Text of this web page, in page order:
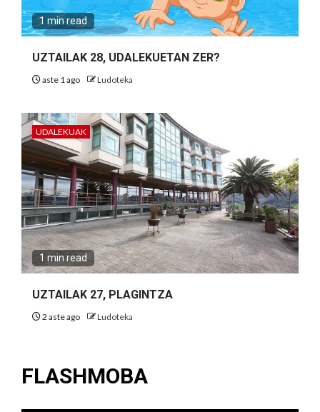
1 min read
UZTAILAK 28, UDALEKUETAN ZER?
aste 1 ago Ludoteka
UDALEKUAK
1 min read
UZTAILAK 27, PLAGINTZA
2 aste ago Ludoteka
FLASHMOBA